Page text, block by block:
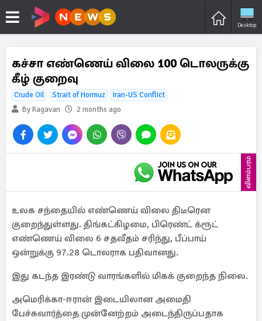
Desktop
கச்சா எண்ணெய் விலை 100 டொலருக்கு
கீழ் குறைவு
Crude Oil Strait of Hormuz
Iran-US Conflict
By Ragavan
2 months ago
விளம்பரம்
உலக சந்தையில் எண்ணெய் விலை திடீரென
குறைந்துள்ளது. திங்கட்கிழமை, பிரெண்ட் க்ரூட்
எண்ணெய் விலை 6 சதவீதம் சரிந்து, பீப்பாய்
ஒன்றுக்கு 97.28 டொலராக பதிவானது.
இது கடந்த இரண்டு வாரங்களில் மிகக் குறைந்த நிலை.
அமெரிக்கா-ஈரான் இடையிலான அமைதி
பேச்சுவார்த்தை முன்னேற்றம் அடைந்திருப்பதாக